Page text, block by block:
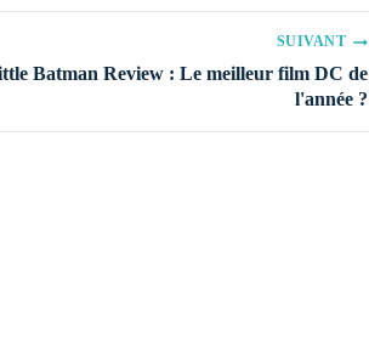
SUIVANT
Batman Review : Le meilleur film DC de
l'année ?